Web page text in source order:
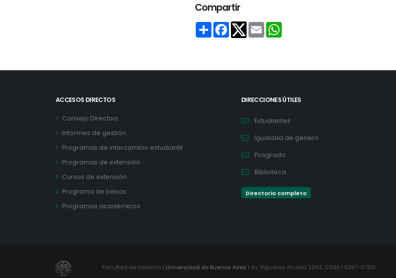
Compartir
Share
Facebook
Twitter
Email
ACCESOS DIRECTOS
Consejo Directivo
Informes de gestión
Programas de intercambio estudiantil
Programas de extensión
Cursos de extensión
Programa de becas
Programas académicos
DIRECCIONES ÚTILES
Estudiantes
Igualdad de género
Posgrado
Biblioteca
Directorio completo
Facultad de Derecho | Universidad de Buenos Aires | Av. Figueroa Alcorta 2263, CABA | 5287-6700